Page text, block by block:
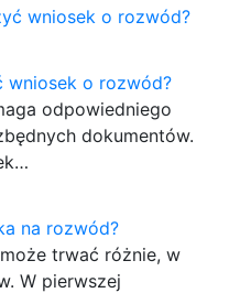
wniosek o rozwód?
wniosek o rozwód?
odpowiedniego
dokumentów.
na rozwód?
trwać różnie, w
W pierwszej